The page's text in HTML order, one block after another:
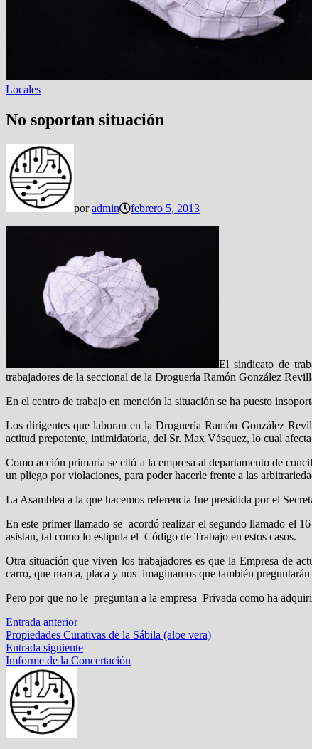
Locales
No soportan situación
poradmin febrero 5, 2013
El sindicato de
trabajadores de la seccional de la Droguería Ramón González
En el centro de trabajo en mención la situación se ha puesto
Los dirigentes que laboran en la Droguería Ramón González
actitud prepotente, intimidatoria, del Sr. Max Vásquez, lo cual
Como acción primaria se citó a la empresa al departamento de
un pliego por violaciones, para poder hacerle frente a las
La Asamblea a la que hacemos referencia fue presidida por el
En este primer llamado se acordó realizar el segundo llamado el
asistan, tal como lo estipula el Código de Trabajo en estos casos.
Otra situación que viven los trabajadores es que la Empresa de
carro, que marca, placa y nos imaginamos que también
Pero por que no le preguntan a la empresa Privada como ha
Navegación
de
entradas
Entrada anteriorEntrada
anterior:
Propiedades Curativas de la Sábila (aloe vera)
Entrada siguienteEntrada
siguiente:
Imforme de la Concertación